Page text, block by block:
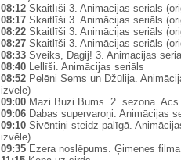
08:12Skaitlīši 3. Animācijas seriāls
08:17Skaitlīši 3. Animācijas seriāls
08:22Skaitlīši 3. Animācijas seriāls
08:27Skaitlīši 3. Animācijas seriāls
08:33Sveiks, Dagij! 3. Animācijas
08:40Lellīši. Animācijas seriāls
08:52Pelēni Sems un Džūlija.
izvēle)
09:00Mazi Buzi Bums. 2. sezona. Acs
09:06Dabas supervaroņi. Animācijas
09:10Sivēntiņi steidz palīgā.
izvēle)
09:35Ezera noslēpums. Ģimenes